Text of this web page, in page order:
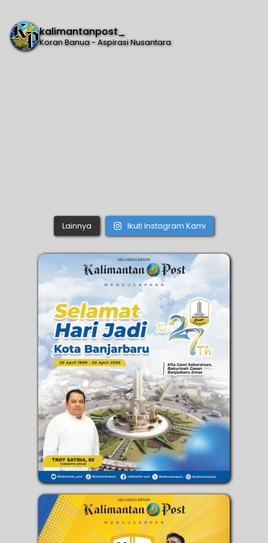
kalimantanpost_
Koran Banua - Aspirasi Nusantara
Lainnya Ikuti Instagram Kami